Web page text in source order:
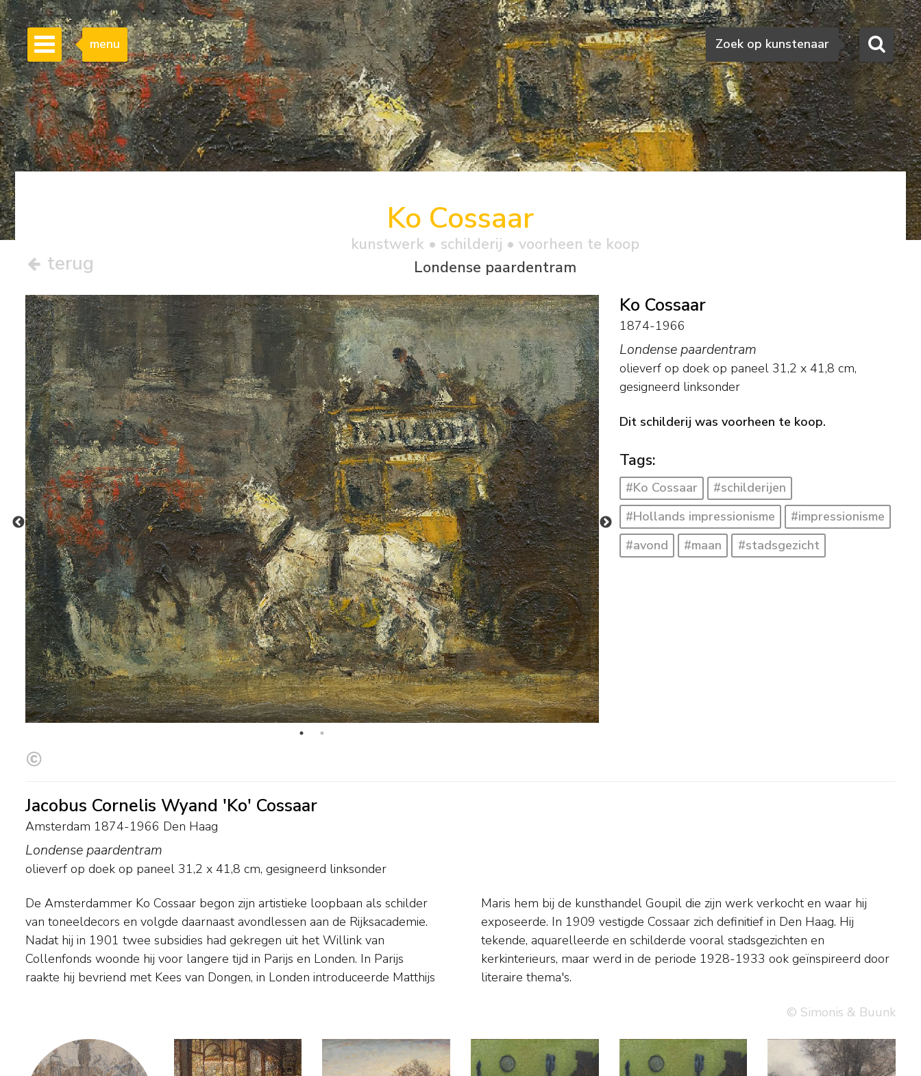
Zoeken
Zoek op kunstenaar
menu
terug
Ko Cossaar
kunstwerk • schilderij • voorheen te koop
Londense paardentram
Ko Cossaar
1874-1966
Londense paardentram
olieverf op doek op paneel 31,2 x 41,8 cm,
gesigneerd linksonder
Dit schilderij was voorheen te koop.
Tags:
#Ko Cossaar
#schilderijen
#Hollands impressionisme
#impressionisme
#avond
#maan #stadsgezicht
Jacobus Cornelis Wyand 'Ko' Cossaar
Amsterdam 1874-1966 Den Haag
Londense paardentram
olieverf op doek op paneel 31,2 x 41,8 cm, gesigneerd linksonder
De Amsterdammer Ko Cossaar begon zijn artistieke loopbaan als schilder
van toneeldecors en volgde daarnaast avondlessen aan de Rijksacademie.
Nadat hij in 1901 twee subsidies had gekregen uit het Willink van
Collenfonds woonde hij voor langere tijd in Parijs en Londen. In Parijs
raakte hij bevriend met Kees van Dongen, in Londen introduceerde Matthijs
Maris hem bij de kunsthandel Goupil die zijn werk verkocht en waar hij
exposeerde. In 1909 vestigde Cossaar zich definitief in Den Haag. Hij
tekende, aquarelleerde en schilderde vooral stadsgezichten en
kerkinterieurs, maar werd in de periode 1928-1933 ook geïnspireerd door
literaire thema's.
© Simonis & Buunk